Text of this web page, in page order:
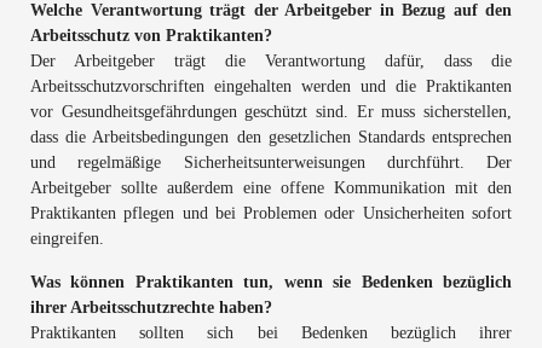
Welche Verantwortung trägt der Arbeitgeber in Bezug auf den
Arbeitsschutz von Praktikanten?
Der Arbeitgeber trägt die Verantwortung dafür, dass die
Arbeitsschutzvorschriften eingehalten werden und die Praktikanten
vor Gesundheitsgefährdungen geschützt sind. Er muss sicherstellen,
dass die Arbeitsbedingungen den gesetzlichen Standards entsprechen
und regelmäßige Sicherheitsunterweisungen durchführt. Der
Arbeitgeber sollte außerdem eine offene Kommunikation mit den
Praktikanten pflegen und bei Problemen oder Unsicherheiten sofort
eingreifen.
Was können Praktikanten tun, wenn sie Bedenken bezüglich
ihrer Arbeitsschutzrechte haben?
Praktikanten sollten sich bei Bedenken bezüglich ihrer